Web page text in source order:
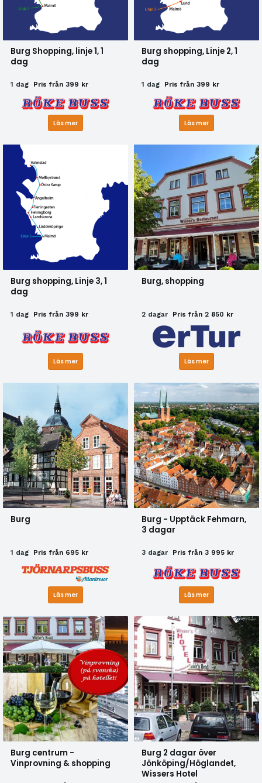
Burg Shopping, linje 1, 1
dag
1 dag Pris från 399 kr
Läs mer
Burg shopping, Linje 2, 1
dag
1 dag Pris från 399 kr
Läs mer
Burg shopping, Linje 3, 1
dag
1 dag Pris från 399 kr
Läs mer
Burg, shopping
2 dagar Pris från 2 850 kr
Läs mer
Burg
1 dag Pris från 695 kr
Läs mer
Burg - Upptäck Fehmarn,
3 dagar
3 dagar Pris från 3 995 kr
Läs mer
Burg centrum -
Vinprovning & shopping
Burg 2 dagar över
Jönköping/Höglandet,
Wissers Hotel